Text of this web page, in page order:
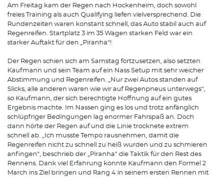
Am Freitag kam der Regen nach Hockenheim, doch sowohl
freies Training als auch Qualifying liefen vielversprechend. Die
Rundenzeiten waren konstant schnell, das Auto stabil auch auf
Regenreifen. Startplatz 3 im 35 Wagen starken Feld war ein
starker Auftakt für den „Piranha“!
Der Regen schien sich am Samstag fortzusetzen, also setzten
Kaufmann und sein Team auf ein Nass Setup mit sehr weicher
Abstimmung und Regenreifen. „Nur zwei Autos standen auf
Slicks, alle anderen waren wie wir auf Regenpneus unterwegs“,
so Kaufmann, der sich berechtigte Hoffnung auf ein gutes
Ergebnis machte. Im Nassen ging es los und trotz anfänglich
schlüpfriger Bedingungen lag enormer Fahrspaß an. Doch
dann hörte der Regen auf und die Linie trocknete extrem
schnell ab. „Ich musste Tempo rausnehmen, damit die
Regenreifen nicht zu schnell zu heiß wurden und zu schmieren
anfingen“, beschrieb der „Piranha“ die Taktik für den Rest des
Rennens. Dank viel Erfahrung konnte Kaufmann den Formel 2
March ins Ziel bringen und Rang 4 in seinem ersten Rennen mit